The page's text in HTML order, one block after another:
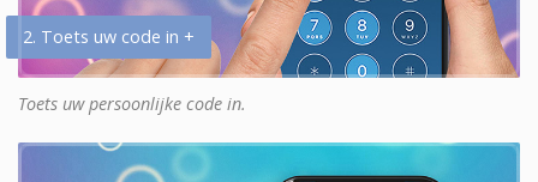
2. Toets uw code in +
Toets uw persoonlijke code in.